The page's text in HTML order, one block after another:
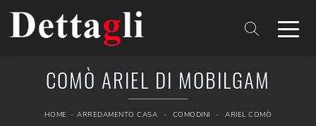
COMÒ ARIEL DI MOBILGAM
HOME - ARREDAMENTO CASA - COMODINI - ARIEL COMÒ